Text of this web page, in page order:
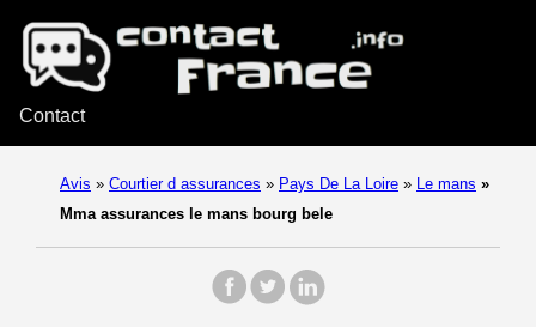
Contact
Avis » Courtier d assurances » Pays De La Loire » Le mans »
Mma assurances le mans bourg bele